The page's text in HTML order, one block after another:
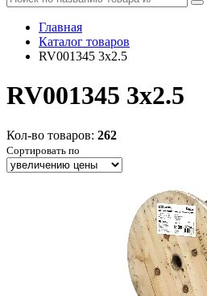
Главная
Каталог товаров
RV001345 3x2.5
RV001345 3x2.5
Кол-во товаров: 262
Сортировать по